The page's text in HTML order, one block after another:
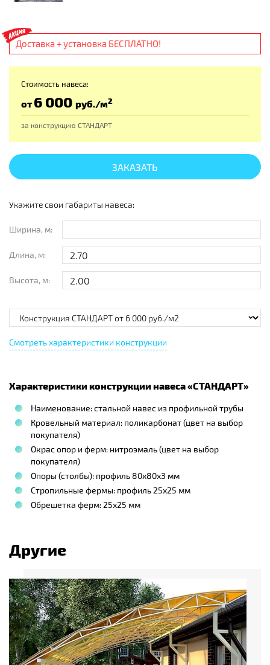
Доставка + установка БЕСПЛАТНО!
Стоимость навеса:
от6 000 руб./м2
за конструкцию СТАНДАРТ
ЗАКАЗАТЬ
Укажите свои габариты навеса:
Ширина, м:
Длина, м:
Высота, м:
Смотреть характеристики конструкции
Характеристики конструкции навеса «СТАНДАРТ»
Наименование: стальной навес из профильной трубы
Кровельный материал: поликарбонат (цвет на выбор
покупателя)
Окрас опор и ферм: нитроэмаль (цвет на выбор
покупателя)
Опоры (столбы): профиль 80х80х3 мм
Стропильные фермы: профиль 25х25 мм
Обрешетка ферм: 25х25 мм
Другие